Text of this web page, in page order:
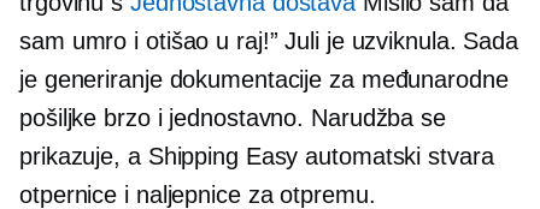
sam umro i otišao u raj!” Juli je uzviknula. Sada
je generiranje dokumentacije za međunarodne
pošiljke brzo i jednostavno. Narudžba se
prikazuje, a Shipping Easy automatski stvara
otpernice i naljepnice za otpremu.